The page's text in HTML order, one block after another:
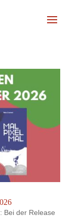
Bei der Release